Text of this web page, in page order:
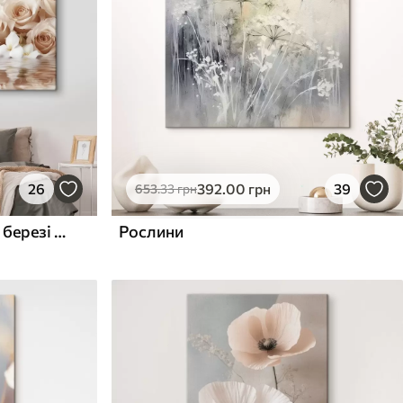
26
Ніжні бежеві троянди на березі моря
653.33грн392.00 грн 39
Рослини